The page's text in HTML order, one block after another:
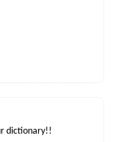
dictionary!!